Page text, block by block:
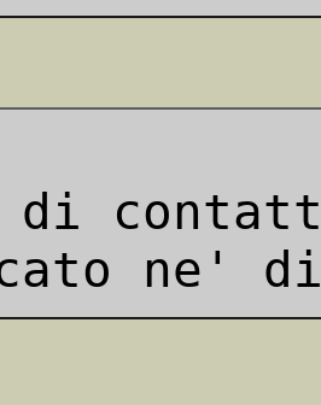
di
ne'